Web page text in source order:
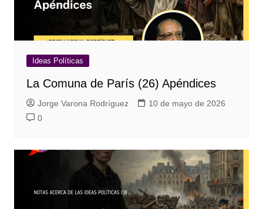
Ideas Políticas
La Comuna de París (26) Apéndices
Jorge Varona Rodríguez
10 de mayo de 2026
0